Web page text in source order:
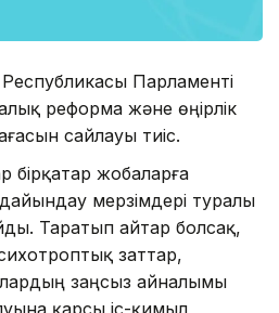
Республикасы Парламенті
реформа және өңірлік
сайлауы тиіс.
бірқатар жобаларға
мерзімдері туралы
Таратып айтар болсақ,
заттар,
заңсыз айналымы
қарсы iс-қимыл